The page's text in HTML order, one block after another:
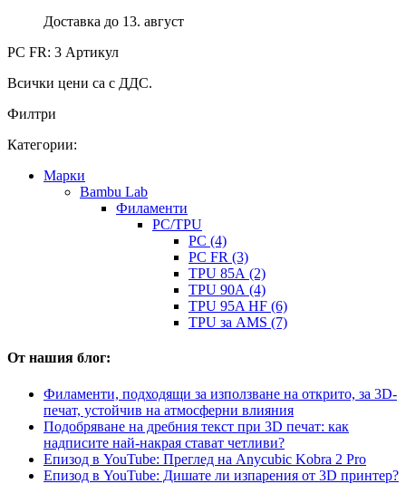
Доставка до 13. август
PC FR: 3 Артикул
Всички цени са с ДДС.
Филтри
Категории:
Mарки
Bambu Lab
Филаменти
PC/TPU
PC (4)
PC FR (3)
TPU 85A (2)
TPU 90A (4)
TPU 95A HF (6)
TPU за AMS (7)
От нашия блог:
Филаменти, подходящи за използване на открито, за 3D-
печат, устойчив на атмосферни влияния
Подобряване на дребния текст при 3D печат: как
надписите най-накрая стават четливи?
Епизод в YouTube: Преглед на Anycubic Kobra 2 Pro
Епизод в YouTube: Дишате ли изпарения от 3D принтер?